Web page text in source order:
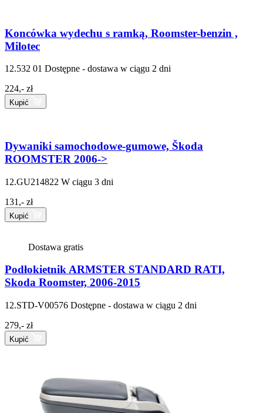
Koncówka wydechu s ramką, Roomster-benzin ,
Milotec
12.532 01 Dostępne - dostawa w ciągu 2 dni
224,- zł
Kupić
Dywaniki samochodowe-gumowe, Škoda
ROOMSTER 2006->
12.GU214822 W ciągu 3 dni
131,- zł
Kupić
Dostawa gratis
Podłokietnik ARMSTER STANDARD RATI,
Skoda Roomster, 2006-2015
12.STD-V00576 Dostępne - dostawa w ciągu 2 dni
279,- zł
Kupić